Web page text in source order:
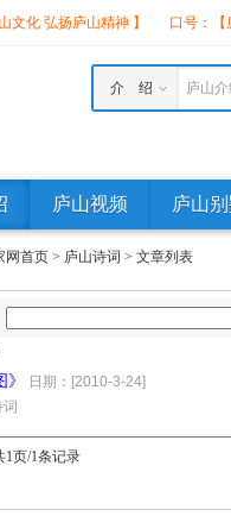
文化 弘扬庐山精神 】 口号：
庐山
介 绍
庐山视频 庐山
网首页 > 庐山诗词 > 文章列表
日期：[2010-3-24]
页/1条记录